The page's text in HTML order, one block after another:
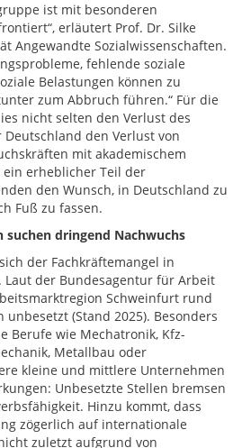
ist mit besonderen
erläutert Prof. Dr. Silke
Angewandte Sozialwissenschaften.
fehlende soziale
Belastungen können zu
zum Abbruch führen.“ Für die
nicht selten den Verlust des
den Verlust von
mit akademischem
erheblicher Teil der
den Wunsch, in Deutschland zu
Fuß zu fassen.
suchen dringend Nachwuchs
der Fachkräftemangel in
Laut der Bundesagentur für Arbeit
Schweinfurt rund
(Stand 2025). Besonders
Berufe wie Mechatronik, Kfz-
Metallbau oder
kleine und mittlere Unternehmen
Unbesetzte Stellen bremsen
Hinzu kommt, dass
zögerlich auf internationale
zuletzt aufgrund von